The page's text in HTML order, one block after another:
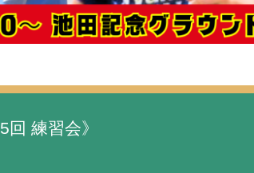
回 練習会》